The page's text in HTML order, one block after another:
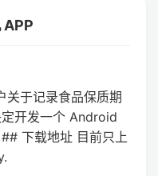
APP
关于记录食品保质期
开发一个 Android
下载地址 目前只上